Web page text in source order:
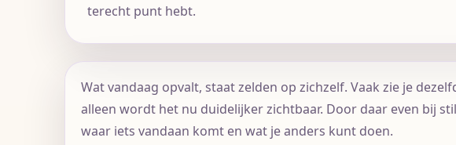
terecht punt hebt.
Wat vandaag opvalt, staat zelden op zichzelf. Vaak zie je
alleen wordt het nu duidelijker zichtbaar. Door daar even bij
waar iets vandaan komt en wat je anders kunt doen.